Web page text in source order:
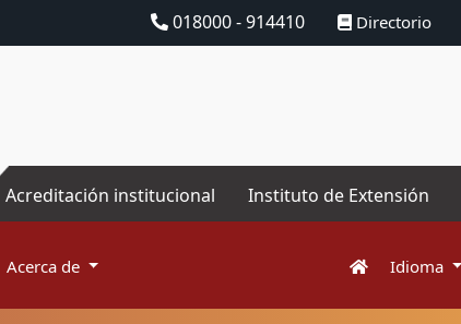
018000 - 914410 Directorio
Acreditación institucional Instituto de Extensión
Acerca de Idioma